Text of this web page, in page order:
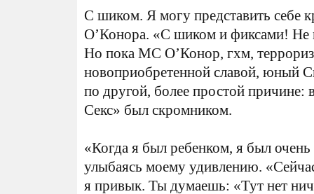
С шиком. Я могу представить себе
О’Конора. «С шиком и фиксами! Не
Но пока MC O’Конор, гхм,
новоприобретенной славой, юный
по другой, более простой причине:
Секс» был скромником.
«Когда я был ребенком, я был
улыбаясь моему удивлению.
я привык. Ты думаешь: «Тут нет